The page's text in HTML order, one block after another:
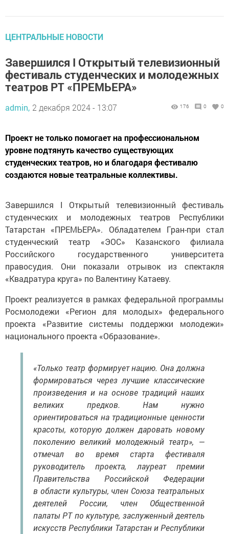
ЦЕНТРАЛЬНЫЕ НОВОСТИ
Завершился I Открытый телевизионный
фестиваль студенческих и молодежных
театров РТ «ПРЕМЬЕРА»
admin, 2 декабря 2024 - 13:07 176 0 0
Проект не только помогает на профессиональном
уровне подтянуть качество существующих
студенческих театров, но и благодаря фестивалю
создаются новые театральные коллективы.
Завершился I Открытый телевизионный фестиваль
студенческих и молодежных театров Республики
Татарстан «ПРЕМЬЕРА». Обладателем Гран-при стал
студенческий театр «ЭОС» Казанского филиала
Российского государственного университета
правосудия. Они показали отрывок из спектакля
«Квадратура круга» по Валентину Катаеву.
Проект реализуется в рамках федеральной программы
Росмолодежи «Регион для молодых» федерального
проекта «Развитие системы поддержки молодежи»
национального проекта «Образование».
«Только театр формирует нацию. Она должна
формироваться через лучшие классические
произведения и на основе традиций наших
великих предков. Нам нужно
ориентироваться на традиционные ценности
красоты, которую должен даровать новому
поколению великий молодежный театр», —
отмечал во время старта фестиваля
руководитель проекта, лауреат премии
Правительства Российской Федерации
в области культуры, член Союза театральных
деятелей России, член Общественной
палаты РТ по культуре, заслуженный деятель
искусств Республики Татарстан и Республики